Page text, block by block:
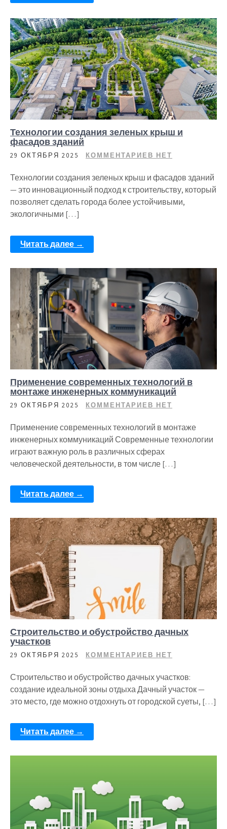
Технологии создания зеленых крыш и
фасадов зданий
29 ОКТЯБРЯ 2025 КОММЕНТАРИЕВ НЕТ
Технологии создания зеленых крыш и фасадов зданий
— это инновационный подход к строительству, который
позволяет сделать города более устойчивыми,
экологичными […]
Читать далее →
Применение современных технологий в
монтаже инженерных коммуникаций
29 ОКТЯБРЯ 2025 КОММЕНТАРИЕВ НЕТ
Применение современных технологий в монтаже
инженерных коммуникаций Современные технологии
играют важную роль в различных сферах
человеческой деятельности, в том числе […]
Читать далее →
Строительство и обустройство дачных
участков
29 ОКТЯБРЯ 2025 КОММЕНТАРИЕВ НЕТ
Строительство и обустройство дачных участков:
создание идеальной зоны отдыха Дачный участок —
это место, где можно отдохнуть от городской суеты, […]
Читать далее →